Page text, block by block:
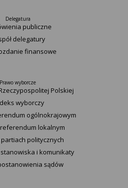
Delegatura
publiczne
delegatury
finansowe
Prawo wyborcze
Polskiej​
wyborczy
ogólnokrajowym
lokalnym
politycznych
i komunikaty
sądów